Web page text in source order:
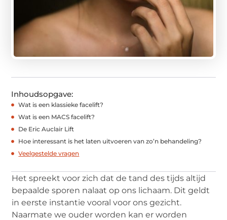
Inhoudsopgave:
Wat is een klassieke facelift?
Wat is een MACS facelift?
De Eric Auclair Lift
Hoe interessant is het laten uitvoeren van zo’n behandeling?
Veelgestelde vragen
Het spreekt voor zich dat de tand des tijds altijd
bepaalde sporen nalaat op ons lichaam. Dit geldt
in eerste instantie vooral voor ons gezicht.
Naarmate we ouder worden kan er worden